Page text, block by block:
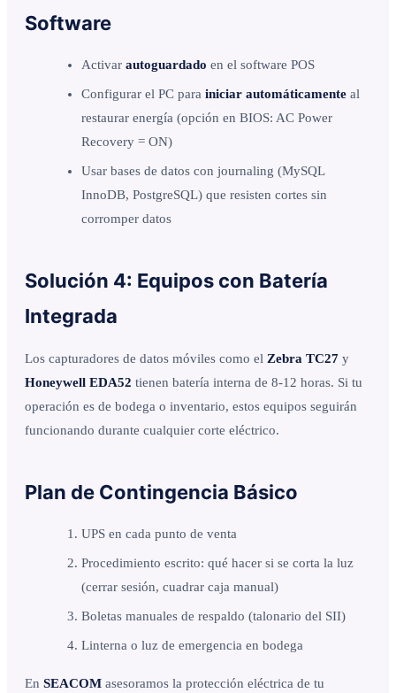
Software
Activar autoguardado en el software POS
Configurar el PC para iniciar automáticamente al
restaurar energía (opción en BIOS: AC Power
Recovery = ON)
Usar bases de datos con journaling (MySQL
InnoDB, PostgreSQL) que resisten cortes sin
corromper datos
Solución 4: Equipos con Batería
Integrada
Los capturadores de datos móviles como el Zebra TC27 y
Honeywell EDA52 tienen batería interna de 8-12 horas. Si tu
operación es de bodega o inventario, estos equipos seguirán
funcionando durante cualquier corte eléctrico.
Plan de Contingencia Básico
UPS en cada punto de venta
Procedimiento escrito: qué hacer si se corta la luz
(cerrar sesión, cuadrar caja manual)
Boletas manuales de respaldo (talonario del SII)
Linterna o luz de emergencia en bodega
En SEACOM asesoramos la protección eléctrica de tu